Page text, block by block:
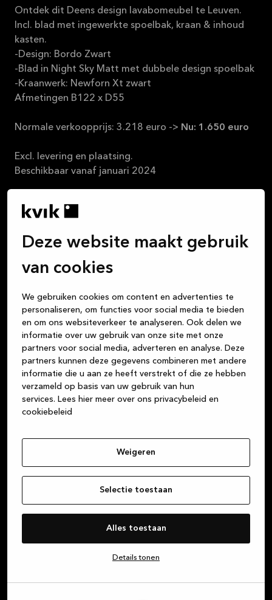
Deze website maakt gebruik
van cookies
We gebruiken cookies om content en advertenties te
personaliseren, om functies voor social media te bieden
en om ons websiteverkeer te analyseren. Ook delen we
informatie over uw gebruik van onze site met onze
partners voor social media, adverteren en analyse. Deze
partners kunnen deze gegevens combineren met andere
informatie die u aan ze heeft verstrekt of die ze hebben
verzameld op basis van uw gebruik van hun
services. Lees hier meer over ons privacybeleid en
cookiebeleid
Weigeren
Selectie toestaan
Alles toestaan
Details tonen
Ontdek dit Deens design lavabomeubel te Leuven.
Incl. blad met ingewerkte spoelbak, kraan & inhoud
kasten.
-Design: Bordo Zwart
-Blad in Night Sky Matt met dubbele design spoelbak
-Kraanwerk: Newforn Xt zwart
Afmetingen B122 x D55
Normale verkoopprijs: 3.218 euro -> Nu: 1.650 euro
Excl. levering en plaatsing.
Beschikbaar vanaf januari 2024
Wij vinden dat een keuken kopen net zo leuk moet
klaarmaakt, de gesprekken met vrienden bij een glas
wijn, het huiswerk dat de kinderen aan tafel maken,
de gezelschapsspelletjes die je speelt … De keuken is
het centrum van je leven. Wij zijn je betrouwbare
partner voor prachtige, hoogwaardige Deense
designproducten in duurzame materialen, of je nu op
zoek bent naar een keuken, badkamer of maatkast.
Wij streven er altijd naar om een fantastische
klantenservice te bieden, vanaf het moment dat je